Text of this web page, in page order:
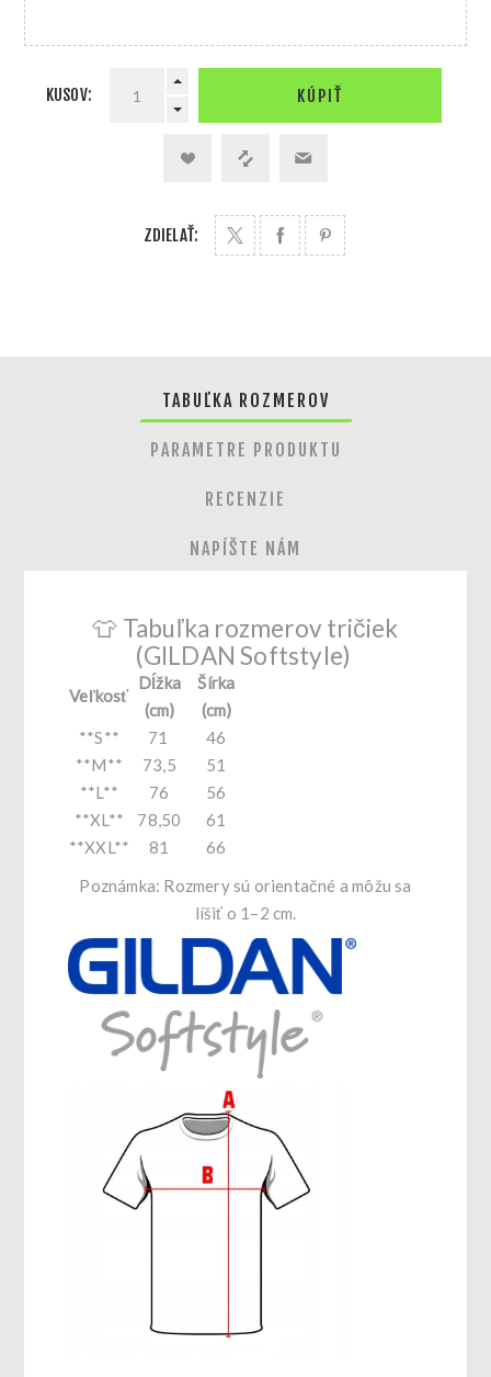
KUSOV: KÚPIŤ
ZDIELAŤ:
TABUĽKA ROZMEROV
PARAMETRE PRODUKTU
RECENZIE
NAPÍŠTE NÁM
👕 Tabuľka rozmerov tričiek
(GILDAN Softstyle)
Veľkosť
Dĺžka
(cm)
Šírka
(cm)
**S**
71
46
**M**
73,5
51
**L**
76
56
**XL**
78,50
61
**XXL**
81
66
Poznámka: Rozmery sú orientačné a môžu sa
líšiť o 1–2 cm.